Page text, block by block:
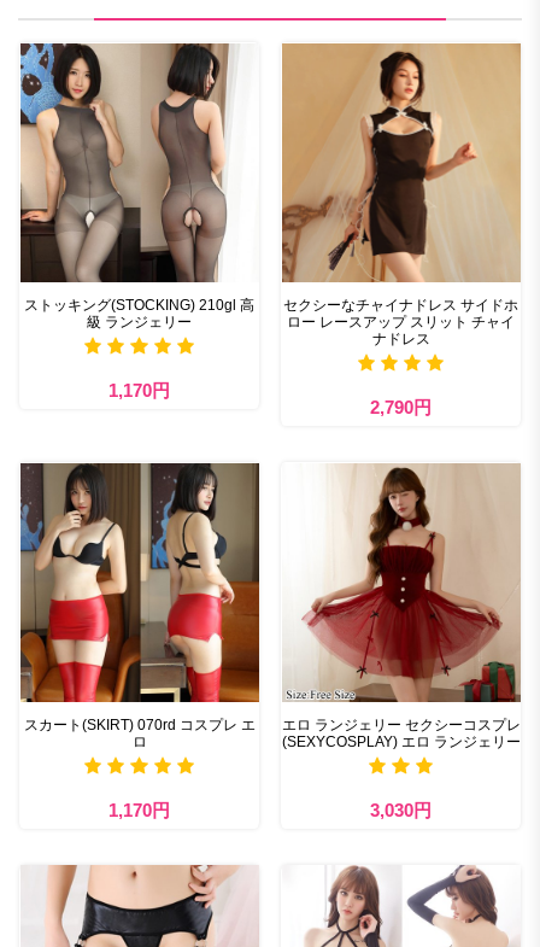
ストッキング(STOCKING) 210gl 高
級 ランジェリー
1,170円
セクシーなチャイナドレス サイドホ
ロー レースアップ スリット チャイ
ナドレス
2,790円
スカート(SKIRT) 070rd コスプレ エ
ロ
1,170円
エロ ランジェリー セクシーコスプレ
(SEXYCOSPLAY) エロ ランジェリー
3,030円